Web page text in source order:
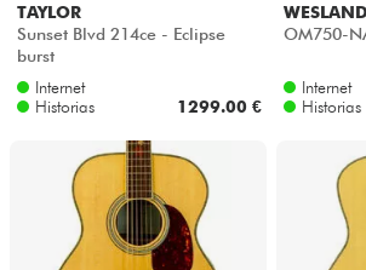
TAYLOR
Sunset Blvd 214ce - Eclipse
burst
Internet
Historias
1299.00 €
WESLAND
OM750-
Internet
Historias